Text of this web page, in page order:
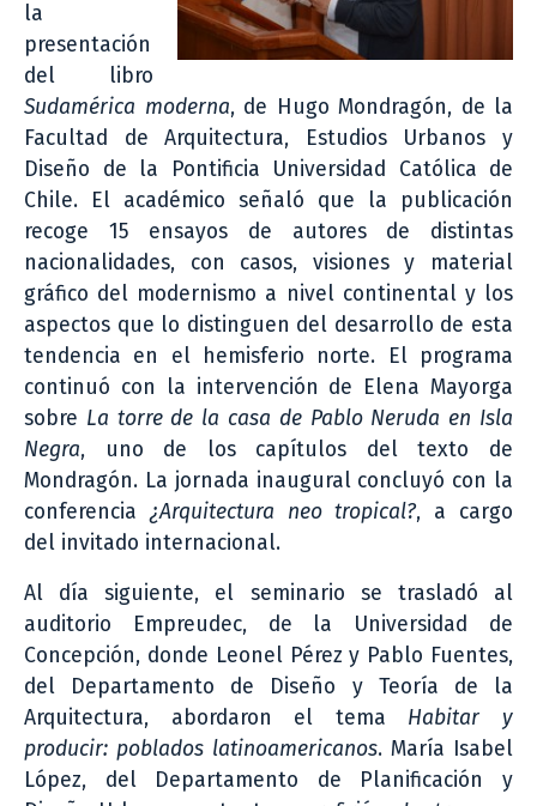
la
presentación
del libro
Sudamérica moderna, de Hugo Mondragón, de la
Facultad de Arquitectura, Estudios Urbanos y
Diseño de la Pontificia Universidad Católica de
Chile. El académico señaló que la publicación
recoge 15 ensayos de autores de distintas
nacionalidades, con casos, visiones y material
gráfico del modernismo a nivel continental y los
aspectos que lo distinguen del desarrollo de esta
tendencia en el hemisferio norte. El programa
continuó con la intervención de Elena Mayorga
sobre La torre de la casa de Pablo Neruda en Isla
Negra, uno de los capítulos del texto de
Mondragón. La jornada inaugural concluyó con la
conferencia¿Arquitectura neo tropical?, a cargo
del invitado internacional.
Al día siguiente, el seminario se trasladó al
auditorio Empreudec, de la Universidad de
Concepción, donde Leonel Pérez y Pablo Fuentes,
del Departamento de Diseño y Teoría de la
Arquitectura, abordaron el tema Habitar y
producir: poblados latinoamericanos. María Isabel
López, del Departamento de Planificación y